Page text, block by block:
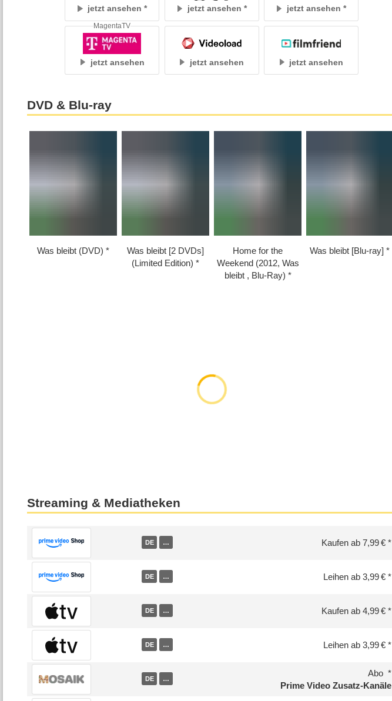
jetzt ansehen jetzt ansehen jetzt ansehen
jetzt ansehen
MagentaTV
jetzt ansehen jetzt ansehen
DVD & Blu-ray
Was bleibt (DVD)
Was bleibt [2 DVDs]
(Limited Edition)
Home for the
Weekend (2012, Was
bleibt , Blu-Ray)
Was bleibt [Blu-ray]
Streaming & Mediatheken
DE … Kaufen ab 7,99 €
DE … Leihen ab 3,99 €
DE … Kaufen ab 4,99 €
DE … Leihen ab 3,99 €
DE …
Abo
Prime Video Zusatz-Kanäle